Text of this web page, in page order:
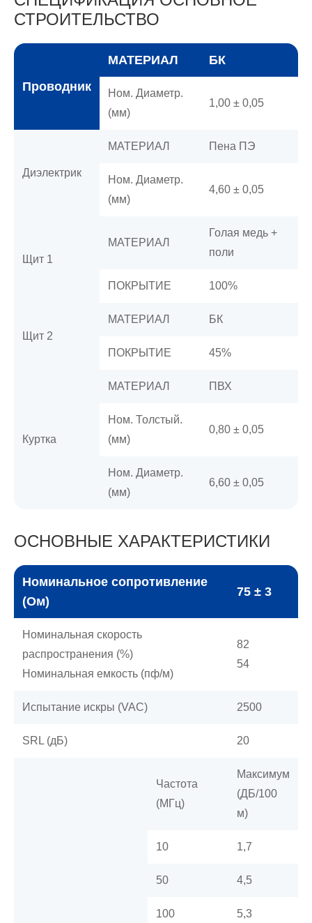
СТРОИТЕЛЬСТВО
Проводник
МАТЕРИАЛ БК
Ном. Диаметр.
(мм)
1,00 ± 0,05
Диэлектрик
МАТЕРИАЛ Пена ПЭ
Ном. Диаметр.
(мм)
4,60 ± 0,05
Щит 1
МАТЕРИАЛ
Голая медь +
поли
ПОКРЫТИЕ 100%
Щит 2
МАТЕРИАЛ БК
ПОКРЫТИЕ 45%
Куртка
МАТЕРИАЛ ПВХ
Ном. Толстый.
(мм)
0,80 ± 0,05
Ном. Диаметр.
(мм)
6,60 ± 0,05
ОСНОВНЫЕ ХАРАКТЕРИСТИКИ
Номинальное сопротивление
(Ом)
75 ± 3
Номинальная скорость
распространения (%)
Номинальная емкость (пф/м)
82
54
Испытание искры (VAC) 2500
SRL (дБ) 20
Частота
(МГц)
Максимум
(ДБ/100
м)
10 1,7
50 4,5
100 5,3